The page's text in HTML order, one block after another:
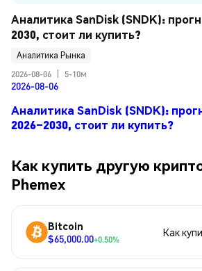
Аналитика SanDisk (SNDK):
2030, стоит ли купить?
Аналитика Рынка
2026-08-06
5-10м
2026-08-06
Аналитика SanDisk (SNDK):
2026–2030, стоит ли купить?
Как купить другую
Phemex
Bitcoin
$65,000.00+0.50%
Как